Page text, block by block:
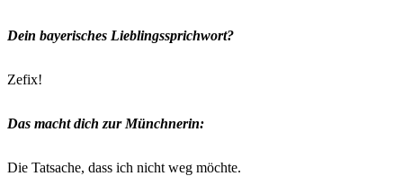
Dein bayerisches Lieblingssprichwort?
Zefix!
Das macht dich zur Münchnerin:
Die Tatsache, dass ich nicht weg möchte.